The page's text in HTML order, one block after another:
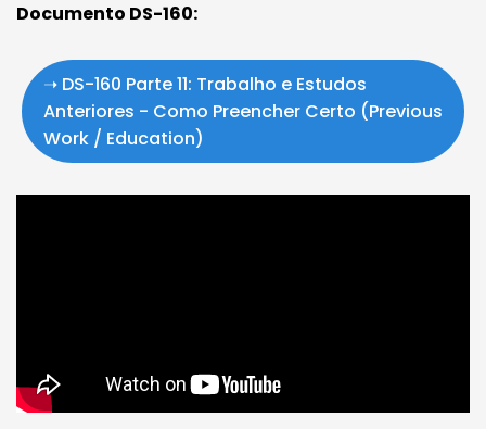
Documento DS-160:
➝ DS-160 Parte 11: Trabalho e Estudos
Anteriores - Como Preencher Certo (Previous
Work / Education)